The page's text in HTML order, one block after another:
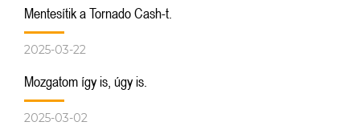
Mentesítik a Tornado Cash-t.
2025-03-22
Mozgatom így is, úgy is.
2025-03-02